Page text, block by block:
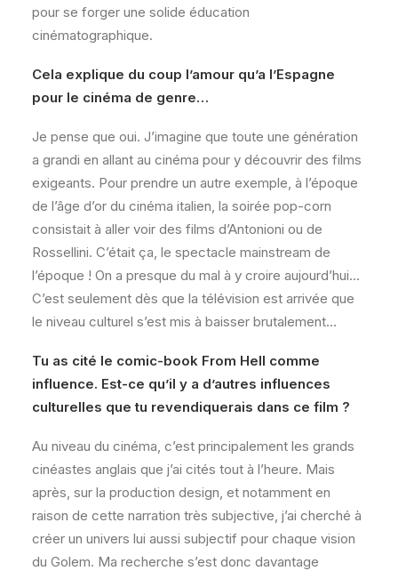
pour se forger une solide éducation
cinématographique.
Cela explique du coup l’amour qu’a l’Espagne
pour le cinéma de genre…
Je pense que oui. J’imagine que toute une génération
a grandi en allant au cinéma pour y découvrir des films
exigeants. Pour prendre un autre exemple, à l’époque
de l’âge d’or du cinéma italien, la soirée pop-corn
consistait à aller voir des films d’Antonioni ou de
Rossellini. C’était ça, le spectacle mainstream de
l’époque ! On a presque du mal à y croire aujourd’hui…
C’est seulement dès que la télévision est arrivée que
le niveau culturel s’est mis à baisser brutalement…
Tu as cité le comic-book From Hell comme
influence. Est-ce qu’il y a d’autres influences
culturelles que tu revendiquerais dans ce film ?
Au niveau du cinéma, c’est principalement les grands
cinéastes anglais que j’ai cités tout à l’heure. Mais
après, sur la production design, et notamment en
raison de cette narration très subjective, j’ai cherché à
créer un univers lui aussi subjectif pour chaque vision
du Golem. Ma recherche s’est donc davantage